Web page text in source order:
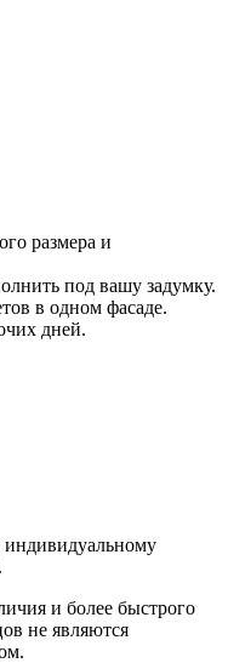
размера и
под вашу задумку.
в одном фасаде.
дней.
индивидуальному
и более быстрого
не являются